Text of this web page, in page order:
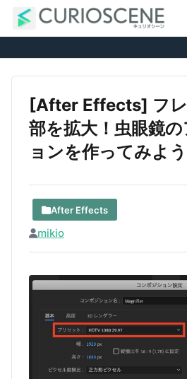
[After Effects] フ
部を拡大！虫眼鏡
ョンを作ってみよう
After Effects
mikio